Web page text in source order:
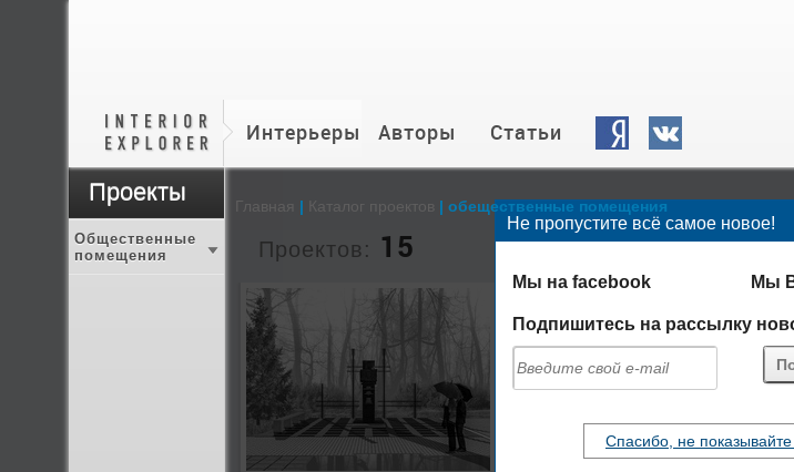
Интерьеры Авторы Статьи
Главная | Каталог проектов | обещественные помещения
Проекты
Общественные
помещения
Проектов: 15
Не пропустите всё самое новое!
Мы на facebook Мы
Подпишитесь на рассылку
Спасибо, не